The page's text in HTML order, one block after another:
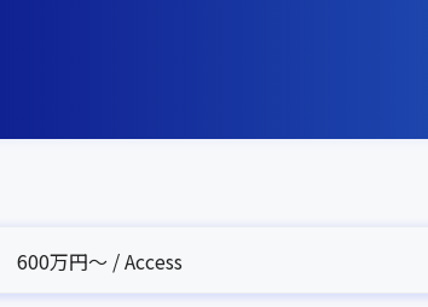
600万円〜 / Access